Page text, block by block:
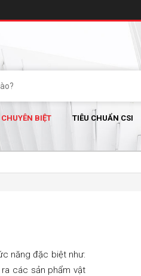
BIỆT TIÊU CHUẨN CSI
năng đặc biệt như:
các sản phẩm vật